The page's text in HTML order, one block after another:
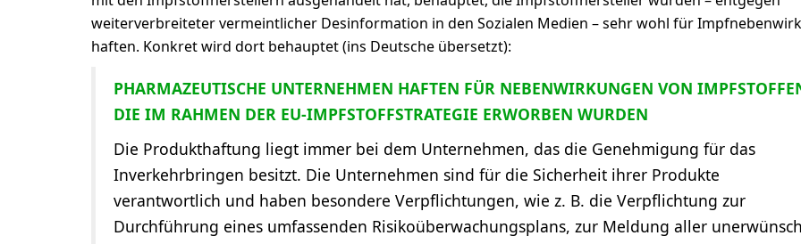
weiterverbreiteter vermeintlicher Desinformation in den Sozialen Medien – sehr wohl für
haften. Konkret wird dort behauptet (ins Deutsche übersetzt):
PHARMAZEUTISCHE UNTERNEHMEN HAFTEN FÜR NEBENWIRKUNGEN VON
DIE IM RAHMEN DER EU-IMPFSTOFFSTRATEGIE ERWORBEN WURDEN
Die Produkthaftung liegt immer bei dem Unternehmen, das die Genehmigung für das
Inverkehrbringen besitzt. Die Unternehmen sind für die Sicherheit ihrer Produkte
verantwortlich und haben besondere Verpflichtungen, wie z. B. die Verpflichtung zur
Durchführung eines umfassenden Risikoüberwachungsplans, zur Meldung aller